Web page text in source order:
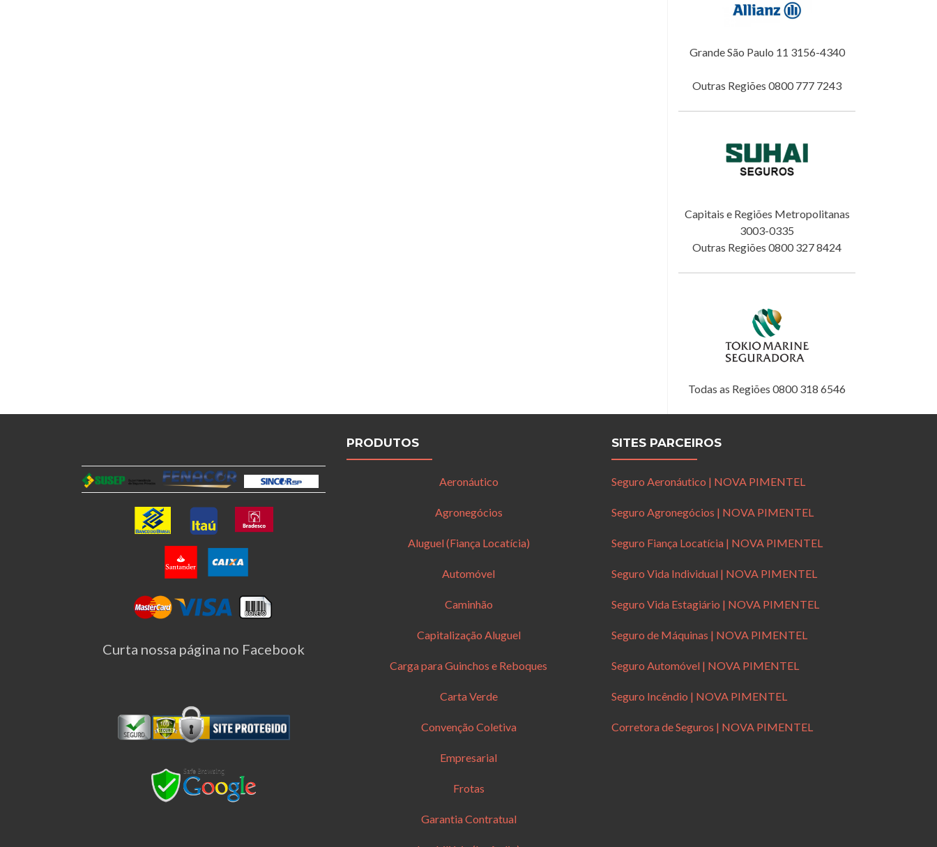
Grande São Paulo 11 3156-4340
Outras Regiões 0800 777 7243
Capitais e Regiões Metropolitanas
3003-0335
Outras Regiões 0800 327 8424
Todas as Regiões 0800 318 6546
Curta nossa página no Facebook
PRODUTOS
Aeronáutico
Agronegócios
Aluguel (Fiança Locatícia)
Automóvel
Caminhão
Capitalização Aluguel
Carga para Guinchos e Reboques
Carta Verde
Convenção Coletiva
Empresarial
Frotas
Garantia Contratual
SITES PARCEIROS
Seguro Aeronáutico | NOVA PIMENTEL
Seguro Agronegócios | NOVA PIMENTEL
Seguro Fiança Locatícia | NOVA PIMENTEL
Seguro Vida Individual | NOVA PIMENTEL
Seguro Vida Estagiário | NOVA PIMENTEL
Seguro de Máquinas | NOVA PIMENTEL
Seguro Automóvel | NOVA PIMENTEL
Seguro Incêndio | NOVA PIMENTEL
Corretora de Seguros | NOVA PIMENTEL